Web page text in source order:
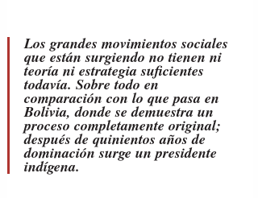
Los grandes movimientos sociales
que están surgiendo no tienen ni
teoría ni estrategia suficientes
todavía. Sobre todo en
comparación con lo que pasa en
Bolivia, donde se demuestra un
proceso completamente original;
después de quinientos años de
dominación surge un presidente
indígena.